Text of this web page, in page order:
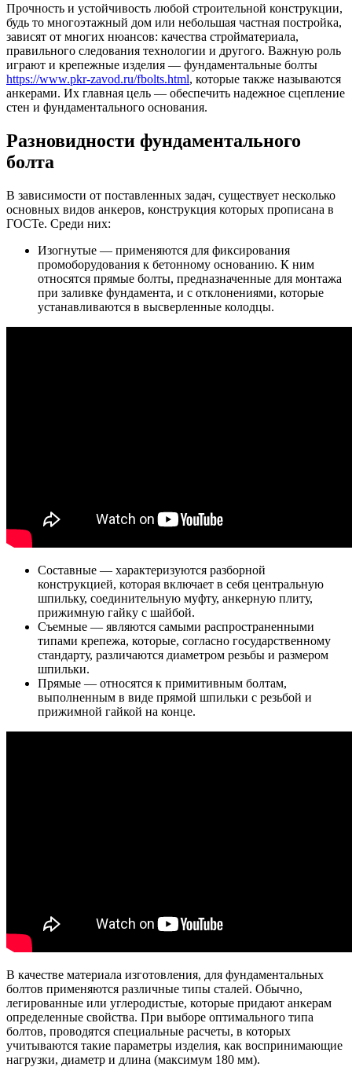
Прочность и устойчивость любой строительной конструкции,
будь то многоэтажный дом или небольшая частная постройка,
зависят от многих нюансов: качества стройматериала,
правильного следования технологии и другого. Важную роль
играют и крепежные изделия — фундаментальные болты
https://www.pkr-zavod.ru/fbolts.html, которые также называются
анкерами. Их главная цель — обеспечить надежное сцепление
стен и фундаментального основания.
Разновидности фундаментального
болта
В зависимости от поставленных задач, существует несколько
основных видов анкеров, конструкция которых прописана в
ГОСТе. Среди них:
Изогнутые — применяются для фиксирования
промоборудования к бетонному основанию. К ним
относятся прямые болты, предназначенные для монтажа
при заливке фундамента, и с отклонениями, которые
устанавливаются в высверленные колодцы.
Составные — характеризуются разборной
конструкцией, которая включает в себя центральную
шпильку, соединительную муфту, анкерную плиту,
прижимную гайку с шайбой.
Съемные — являются самыми распространенными
типами крепежа, которые, согласно государственному
стандарту, различаются диаметром резьбы и размером
шпильки.
Прямые — относятся к примитивным болтам,
выполненным в виде прямой шпильки с резьбой и
прижимной гайкой на конце.
В качестве материала изготовления, для фундаментальных
болтов применяются различные типы сталей. Обычно,
легированные или углеродистые, которые придают анкерам
определенные свойства. При выборе оптимального типа
болтов, проводятся специальные расчеты, в которых
учитываются такие параметры изделия, как воспринимающие
нагрузки, диаметр и длина (максимум 180 мм).